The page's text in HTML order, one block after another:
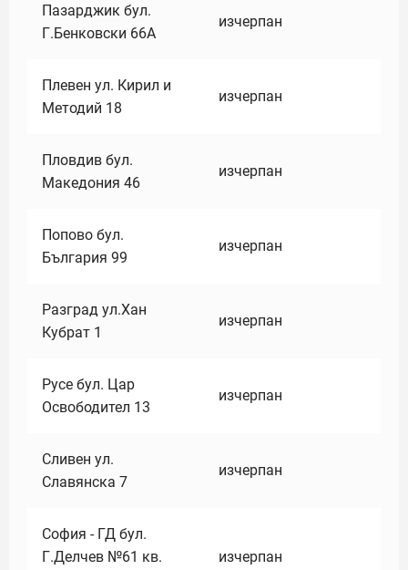
Пазарджик бул.
Г.Бенковски 66А
изчерпан
Плевен ул. Кирил и
Методий 18
изчерпан
Пловдив бул.
Македония 46
изчерпан
Попово бул.
България 99
изчерпан
Разград ул.Хан
Кубрат 1
изчерпан
Русе бул. Цар
Освободител 13
изчерпан
Сливен ул.
Славянска 7
изчерпан
София - ГД бул.
Г.Делчев №61 кв.
изчерпан